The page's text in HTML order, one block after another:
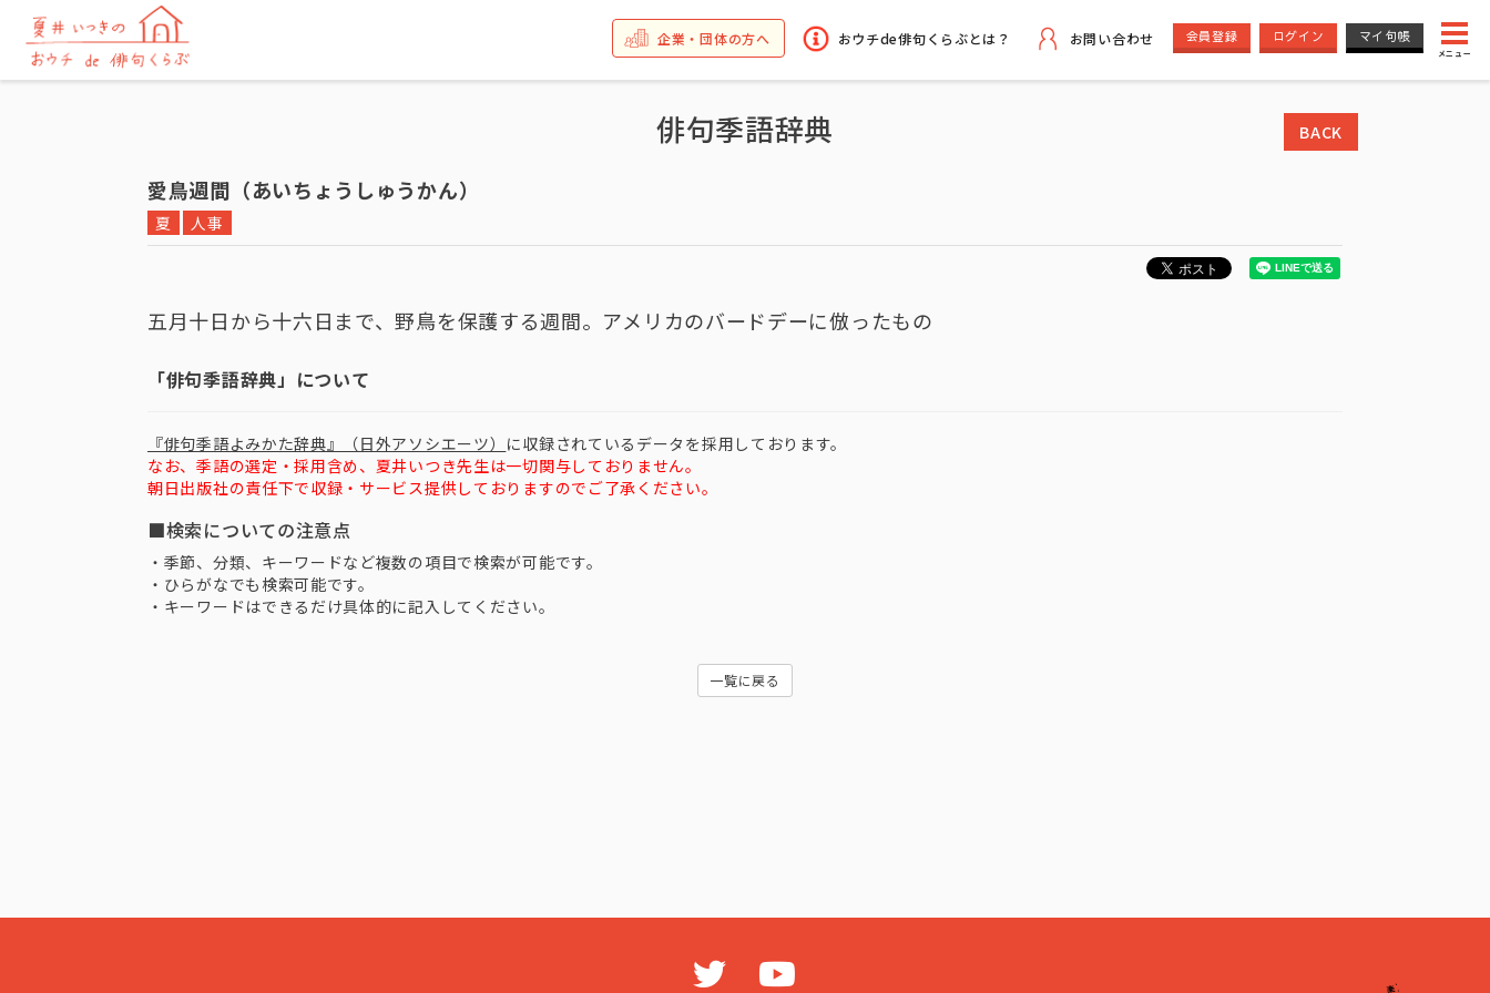
企業・団体の方へ おウチde俳句くらぶとは？ お問い合わせ 会員登録 ログイン マイ句帳
メニュー
俳句季語辞典 BACK
愛鳥週間（あいちょうしゅうかん）
夏 人事
五月十日から十六日まで、野鳥を保護する週間。アメリカのバードデーに倣ったもの
「俳句季語辞典」について
『俳句季語よみかた辞典』（日外アソシエーツ） に収録されているデータを採用しております。
なお、季語の選定・採用含め、夏井いつき先生は一切関与しておりません。
朝日出版社の責任下で収録・サービス提供しておりますのでご了承ください。
■検索についての注意点
・季節、分類、キーワードなど複数の項目で検索が可能です。
・ひらがなでも検索可能です。
・キーワードはできるだけ具体的に記入してください。
一覧に戻る